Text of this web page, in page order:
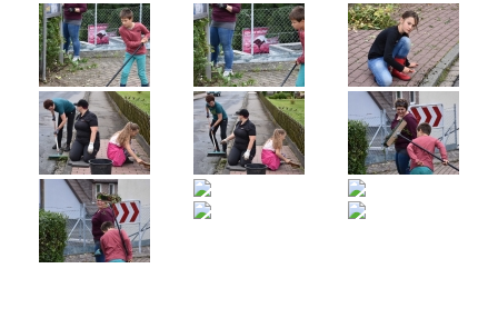
MessdienerInnen-Gruppe
Sternsinger
Tabea Boutique
Taizé-Kreis
Vespergruppe